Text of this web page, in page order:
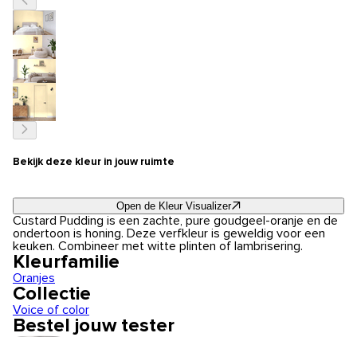
Bekijk deze kleur in jouw ruimte
Open de Kleur Visualizer
Custard Pudding is een zachte, pure goudgeel-oranje en de
ondertoon is honing. Deze verfkleur is geweldig voor een
keuken. Combineer met witte plinten of lambrisering.
Kleurfamilie
Oranjes
Collectie
Voice of color
Bestel jouw tester